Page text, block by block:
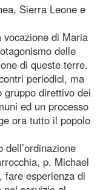
Sierra Leone e
vocazione di Maria
delle
di queste terre.
periodici, ma
gruppo direttivo dei
ed un processo
ora tutto il popolo
p. Michael
fare esperienza di